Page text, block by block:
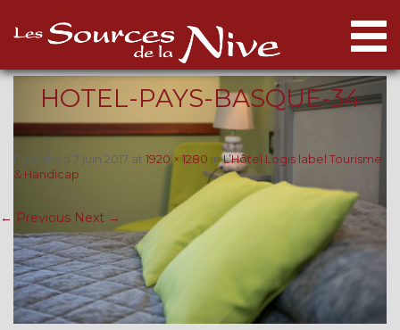
HOTEL-PAYS-BASQUE-34
Published 7 juin 2017 at 1920 × 1280 inL’Hôtel Logis label Tourisme
& Handicap
← Previous Next →